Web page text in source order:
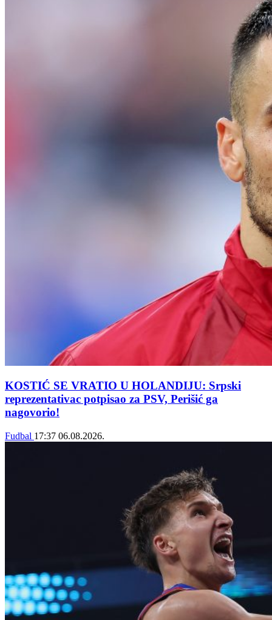
KOSTIĆ SE VRATIO U HOLANDIJU: Srpski
reprezentativac potpisao za PSV, Perišić ga
nagovorio!
Fudbal 17:37 06.08.2026.